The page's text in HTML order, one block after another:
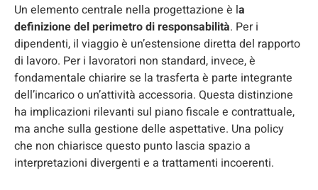
Un elemento centrale nella progettazione è la
definizione del perimetro di responsabilità. Per i
dipendenti, il viaggio è un’estensione diretta del rapporto
di lavoro. Per i lavoratori non standard, invece, è
fondamentale chiarire se la trasferta è parte integrante
dell’incarico o un’attività accessoria. Questa distinzione
ha implicazioni rilevanti sul piano fiscale e contrattuale,
ma anche sulla gestione delle aspettative. Una policy
che non chiarisce questo punto lascia spazio a
interpretazioni divergenti e a trattamenti incoerenti.